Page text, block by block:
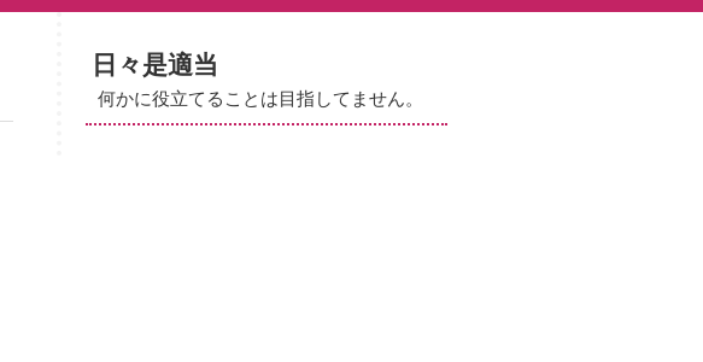
日々是適当
何かに役立てることは目指してません。